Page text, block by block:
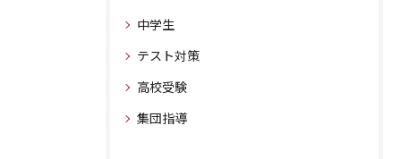
中学生
テスト対策
高校受験
集団指導